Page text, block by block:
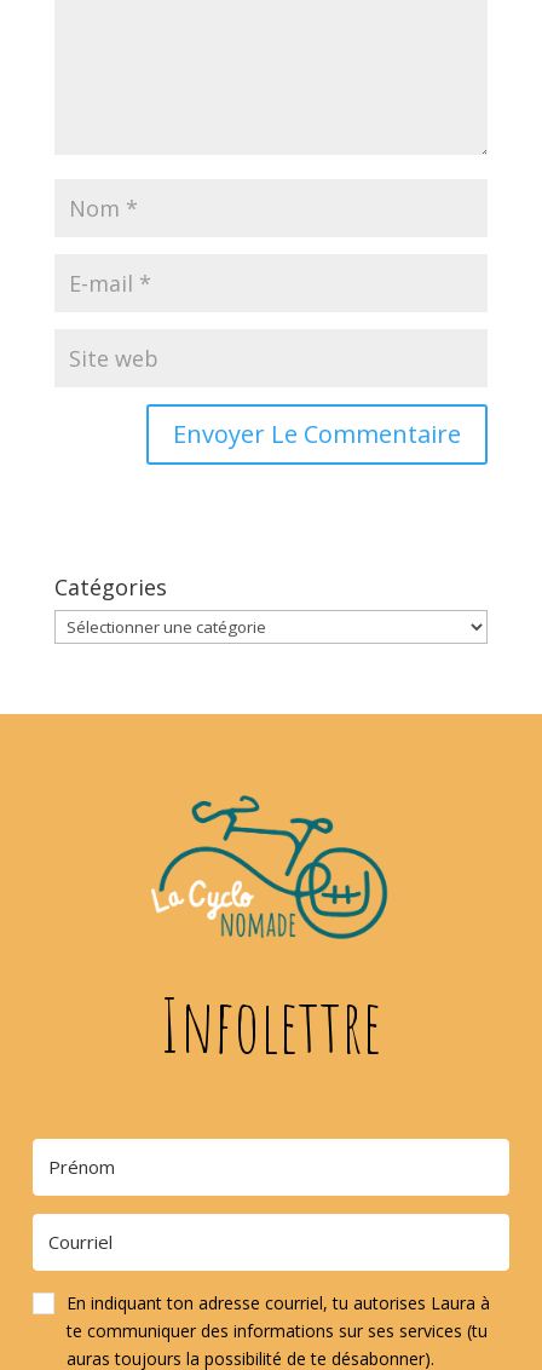
Catégories
Catégories
Infolettre
En indiquant ton adresse courriel, tu autorises Laura à
te communiquer des informations sur ses services (tu
auras toujours la possibilité de te désabonner).